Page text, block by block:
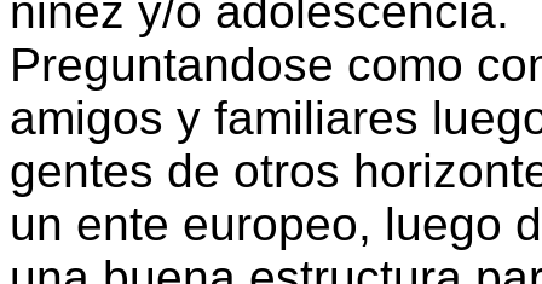
niñez y/o adolescencia.
Preguntandose como
amigos y familiares
gentes de otros
un ente europeo, luego